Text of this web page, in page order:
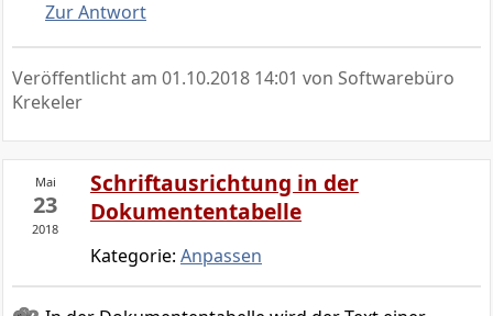
Zur Antwort
Veröffentlicht am 01.10.2018 14:01 von Softwarebüro
Krekeler
Mai
23
2018
Schriftausrichtung in der
Dokumententabelle
Kategorie: Anpassen